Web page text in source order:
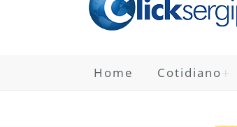
Home Cotidiano